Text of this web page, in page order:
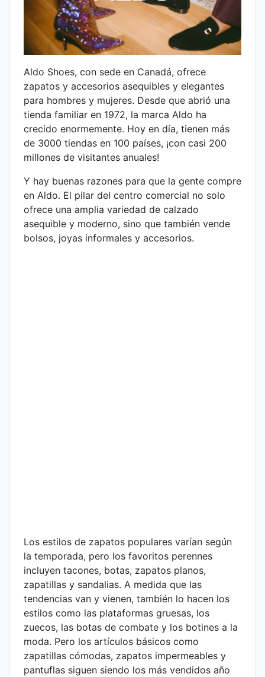
Aldo Shoes, con sede en Canadá, ofrece
zapatos y accesorios asequibles y elegantes
para hombres y mujeres. Desde que abrió una
tienda familiar en 1972, la marca Aldo ha
crecido enormemente. Hoy en día, tienen más
de 3000 tiendas en 100 países, ¡con casi 200
millones de visitantes anuales!
Y hay buenas razones para que la gente compre
en Aldo. El pilar del centro comercial no solo
ofrece una amplia variedad de calzado
asequible y moderno, sino que también vende
bolsos, joyas informales y accesorios.
Los estilos de zapatos populares varían según
la temporada, pero los favoritos perennes
incluyen tacones, botas, zapatos planos,
zapatillas y sandalias. A medida que las
tendencias van y vienen, también lo hacen los
estilos como las plataformas gruesas, los
zuecos, las botas de combate y los botines a la
moda. Pero los artículos básicos como
zapatillas cómodas, zapatos impermeables y
pantuflas siguen siendo los más vendidos año